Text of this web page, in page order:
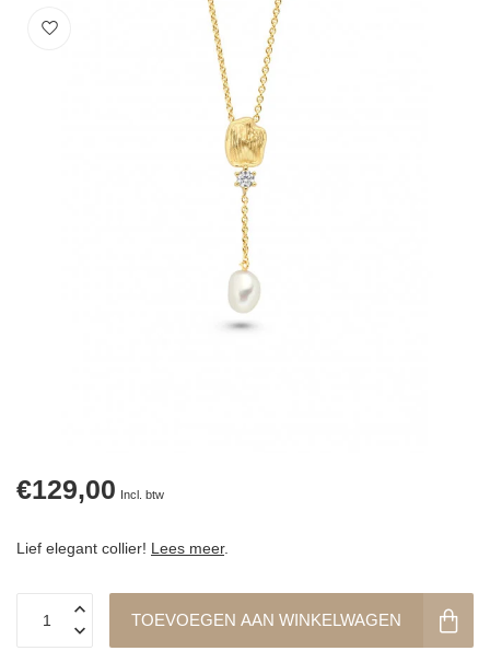
€129,00 Incl. btw
Lief elegant collier! Lees meer.
TOEVOEGEN AAN WINKELWAGEN